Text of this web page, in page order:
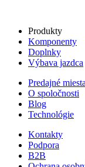
Produkty
Komponenty
Doplnky
Výbava jazdca
Predajné miesta
O spoločnosti
Blog
Technológie
Kontakty
Podpora
B2B